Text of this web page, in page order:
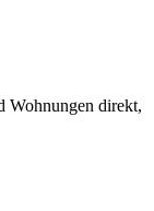
Wohnungen direkt,